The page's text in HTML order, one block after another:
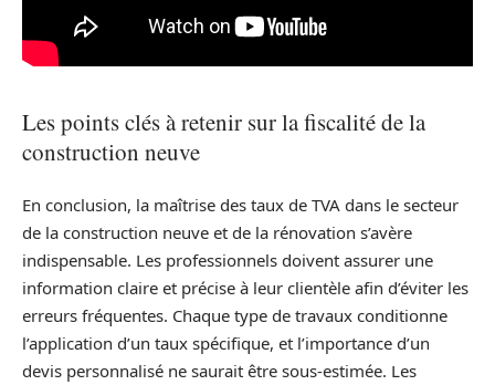
Les points clés à retenir sur la fiscalité de la
construction neuve
En conclusion, la maîtrise des taux de TVA dans le secteur
de la construction neuve et de la rénovation s’avère
indispensable. Les professionnels doivent assurer une
information claire et précise à leur clientèle afin d’éviter les
erreurs fréquentes. Chaque type de travaux conditionne
l’application d’un taux spécifique, et l’importance d’un
devis personnalisé ne saurait être sous-estimée. Les